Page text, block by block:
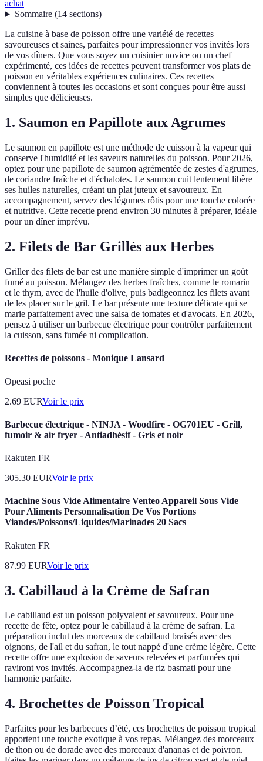
achat
Sommaire(14 sections)
La cuisine à base de poisson offre une variété de recettes
savoureuses et saines, parfaites pour impressionner vos invités lors
de vos dîners. Que vous soyez un cuisinier novice ou un chef
expérimenté, ces idées de recettes peuvent transformer vos plats de
poisson en véritables expériences culinaires. Ces recettes
conviennent à toutes les occasions et sont conçues pour être aussi
simples que délicieuses.
1. Saumon en Papillote aux Agrumes
Le saumon en papillote est une méthode de cuisson à la vapeur qui
conserve l'humidité et les saveurs naturelles du poisson. Pour 2026,
optez pour une papillote de saumon agrémentée de zestes d'agrumes,
de coriandre fraîche et d'échalotes. Le saumon cuit lentement libère
ses huiles naturelles, créant un plat juteux et savoureux. En
accompagnement, servez des légumes rôtis pour une touche colorée
et nutritive. Cette recette prend environ 30 minutes à préparer, idéale
pour un dîner imprévu.
2. Filets de Bar Grillés aux Herbes
Griller des filets de bar est une manière simple d'imprimer un goût
fumé au poisson. Mélangez des herbes fraîches, comme le romarin
et le thym, avec de l'huile d'olive, puis badigeonnez les filets avant
de les placer sur le gril. Le bar présente une texture délicate qui se
marie parfaitement avec une salsa de tomates et d'avocats. En 2026,
pensez à utiliser un barbecue électrique pour contrôler parfaitement
la cuisson, sans fumée ni complication.
Recettes de poissons - Monique Lansard
Opeasi poche
2.69 EURVoir le prix
Barbecue électrique - NINJA - Woodfire - OG701EU - Grill,
fumoir & air fryer - Antiadhésif - Gris et noir
Rakuten FR
305.30 EURVoir le prix
Machine Sous Vide Alimentaire Venteo Appareil Sous Vide
Pour Aliments Personnalisation De Vos Portions
Viandes/Poissons/Liquides/Marinades 20 Sacs
Rakuten FR
87.99 EURVoir le prix
3. Cabillaud à la Crème de Safran
Le cabillaud est un poisson polyvalent et savoureux. Pour une
recette de fête, optez pour le cabillaud à la crème de safran. La
préparation inclut des morceaux de cabillaud braisés avec des
oignons, de l'ail et du safran, le tout nappé d'une crème légère. Cette
recette offre une explosion de saveurs relevées et parfumées qui
raviront vos invités. Accompagnez-la de riz basmati pour une
harmonie parfaite.
4. Brochettes de Poisson Tropical
Parfaites pour les barbecues d’été, ces brochettes de poisson tropical
apportent une touche exotique à vos repas. Mélangez des morceaux
de thon ou de dorade avec des morceaux d'ananas et de poivron.